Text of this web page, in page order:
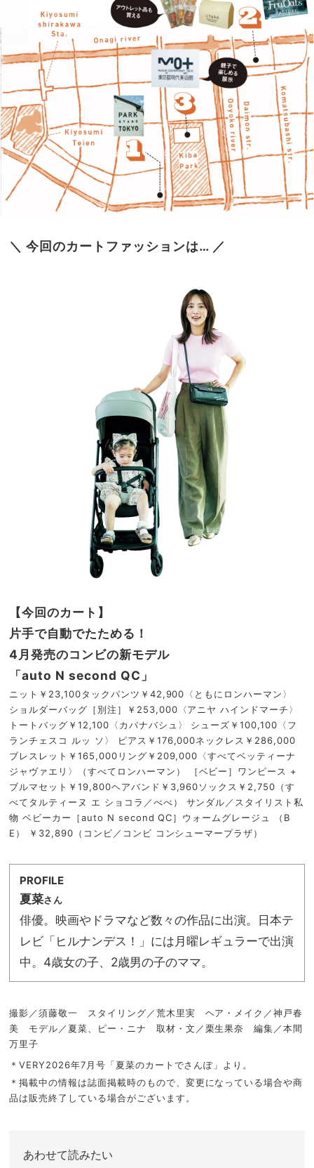
＼ 今回のカートファッションは… ／
【今回のカート】
片手で自動でたためる！
4月発売のコンビの新モデル
「auto N second QC」
ニット￥23,100タックパンツ￥42,900〈ともにロンハーマン〉
ショルダーバッグ［別注］￥253,000〈アニヤ ハインドマーチ〉
トートバッグ￥12,100〈カバナバシュ〉 シューズ￥100,100〈フ
ランチェスコ ルッ ソ〉 ピアス￥176,000ネックレス￥286,000
ブレスレット￥165,000リング￥209,000〈すべてベッティーナ
ジャヴァエリ〉（すべてロンハーマン） ［ベビー］ワンピース +
ブルマセット￥19,800ヘアバンド￥3,960ソックス￥2,750（す
べてタルティーヌ エ ショコラ／べべ） サンダル／スタイリスト私
物 ベビーカー［auto N second QC］ウォームグレージュ （B
E） ￥32,890（コンビ／コンビ コンシューマープラザ）
PROFILE
夏菜さん
俳優。映画やドラマなど数々の作品に出演。日本テ
レビ「ヒルナンデス！」には月曜レギュラーで出演
中。4歳女の子、2歳男の子のママ。
撮影／須藤敬一 スタイリング／荒木里実 ヘア・メイク／神戸春
美 モデル／夏菜、ピー・ニナ 取材・文／栗生果奈 編集／本間
万里子
＊VERY2026年7月号「夏菜のカートでさんぽ」より。
＊掲載中の情報は誌面掲載時のもので、変更になっている場合や商
品は販売終了している場合がございます。
あわせて読みたい